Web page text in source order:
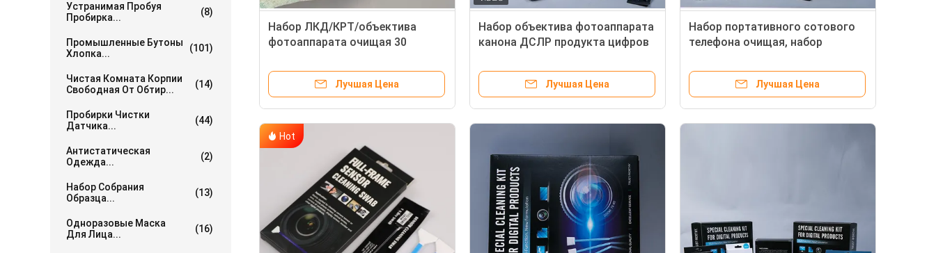
Устранимая Пробуя
Пробирка...
(8)
Промышленные Бутоны
Хлопка...
(101)
Чистая Комната Корпии
Свободная От Обтир...
(14)
Пробирки Чистки
Датчика...
(44)
Антистатическая
Одежда...
(2)
Набор Собрания
Образца...
(13)
Одноразовые Маска
Для Лица...
(16)
Набор ЛКД/КРТ/объектива
фотоаппарата очищая 30
уборщика Мл
Лучшая Цена
Набор объектива фотоаппарата
канона ДСЛР продукта цифров
телефона очищая
Лучшая Цена
Набор портативного сотового
телефона очищая, набор
для использования
Лучшая Цена
Hot